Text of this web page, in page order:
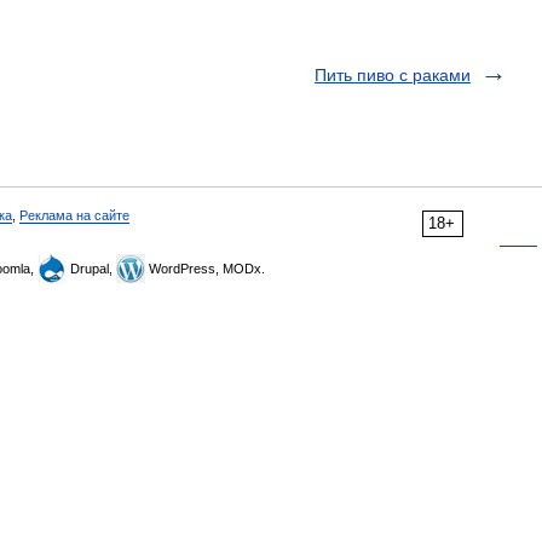
Пить пиво с раками
18+
Реклама на сайте
Drupal, WordPress, MODx.